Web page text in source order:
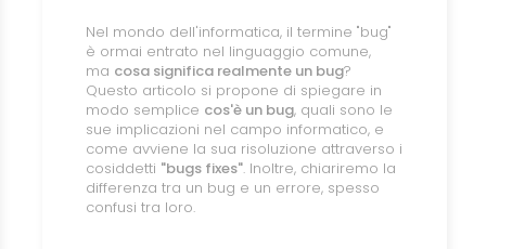
Nel mondo dell'informatica, il termine "bug"
è ormai entrato nel linguaggio comune,
ma cosa significa realmente un bug?
Questo articolo si propone di spiegare in
modo semplice cos'è un bug, quali sono le
sue implicazioni nel campo informatico, e
come avviene la sua risoluzione attraverso i
cosiddetti "bugs fixes". Inoltre, chiariremo la
differenza tra un bug e un errore, spesso
confusi tra loro.